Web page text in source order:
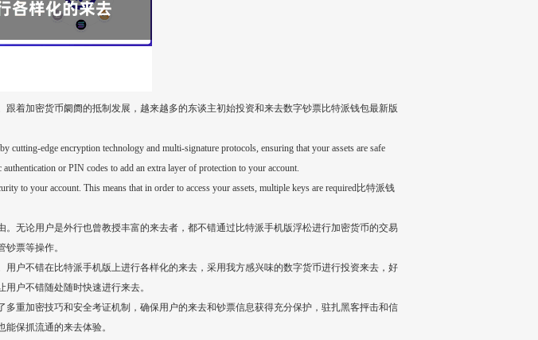
着加密货币阛阓的抵制发展，越来越多的东谈主初始投资和来去数字钞票比特派钱包最新版
cutting-edge encryption technology and multi-signature protocols, ensuring that your assets are safe
or PIN codes to add an extra layer of protection to your account.
to your account. This means that in order to access your assets, multiple keys are required比特派钱
无论用户是外行也曾教授丰富的来去者，都不错通过比特派手机版浮松进行加密货币的交易
票等操作。
户不错在比特派手机版上进行各样化的来去，采用我方感兴味的数字货币进行投资来去，好
户不错随处随时快速进行来去。
重加密技巧和安全考证机制，确保用户的来去和钞票信息获得充分保护，驻扎黑客抨击和信
保抓流通的来去体验。